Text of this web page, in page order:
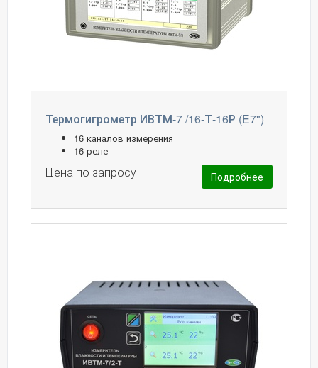
Термогигрометр ИВТМ-7 /16-Т-16Р (E7")
16 каналов измерения
16 реле
Цена по запросу Подробнее